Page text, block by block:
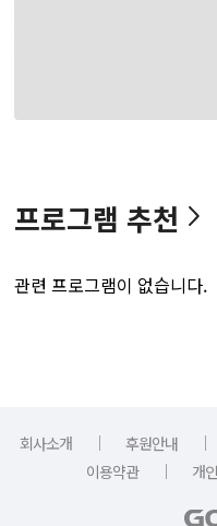
프로그램 추천
관련 프로그램이 없습니다.
회사소개 ｜ 후원안내 ｜
이용약관
｜ 개